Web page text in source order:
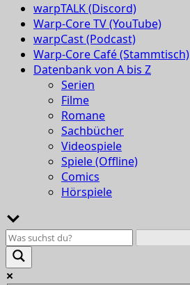
warpTALK (Discord)
Warp-Core TV (YouTube)
warpCast (Podcast)
Warp-Core Café (Stammtisch)
Datenbank von A bis Z
Serien
Filme
Romane
Sachbücher
Videospiele
Spiele (Offline)
Comics
Hörspiele